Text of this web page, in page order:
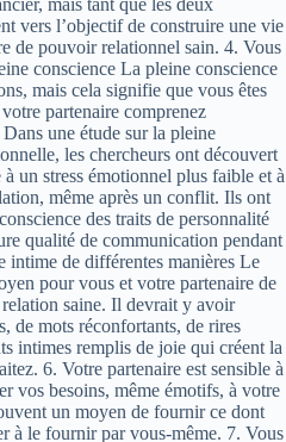
mais tant que les deux
vers l’objectif de construire une vie
de pouvoir relationnel sain. 4. Vous
conscience La pleine conscience
mais cela signifie que vous êtes
partenaire comprenez
une étude sur la pleine
les chercheurs ont découvert
un stress émotionnel plus faible et à
même après un conflit. Ils ont
des traits de personnalité
qualité de communication pendant
intime de différentes manières Le
pour vous et votre partenaire de
saine. Il devrait y avoir
de mots réconfortants, de rires
intimes remplis de joie qui créent la
6. Votre partenaire est sensible à
vos besoins, même émotifs, à votre
un moyen de fournir ce dont
à le fournir par vous-même. 7. Vous